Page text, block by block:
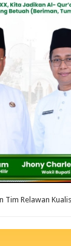
Tim Relawan